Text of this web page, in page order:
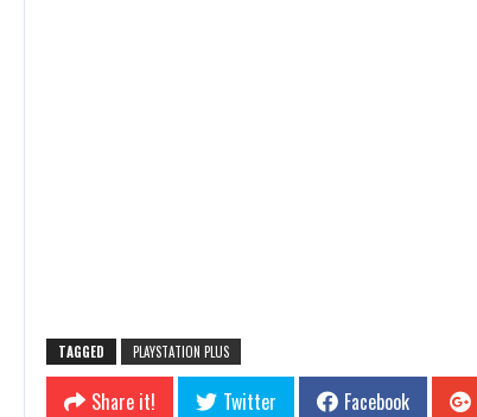
TAGGED PLAYSTATION PLUS
Share it! Twitter Facebook